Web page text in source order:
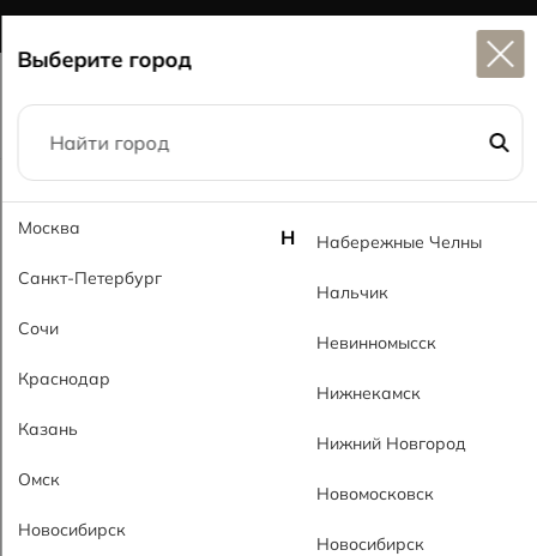
Главная Каталог
20x120
Генезис светло-кремовый MT Genesis Cream Light MT
Выберите город
Москва
Санкт-Петербург
Сочи
Краснодар
Казань
Омск
Новосибирск
Н Набережные Челны
Нальчик
Невинномысск
Нижнекамск
Нижний Новгород
Новомосковск
Новосибирск